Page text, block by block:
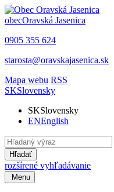
obecOravská Jasenica
0905 355 624
starosta@oravskajasenica.sk
Mapa webu RSS
SKSlovensky
SKSlovensky
ENEnglish
Hľadať
rozšírené vyhľadávanie
Menu